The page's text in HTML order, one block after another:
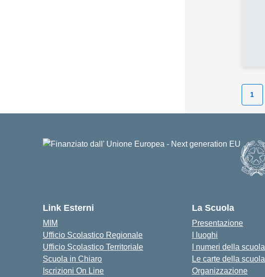
1
Link Esterni
MIM
Ufficio Scolastico Regionale
Ufficio Scolastico Territoriale
Scuola in Chiaro
Iscrizioni On Line
La Scuola
Presentazione
I luoghi
I numeri della scuola
Le carte della scuola
Organizzazione